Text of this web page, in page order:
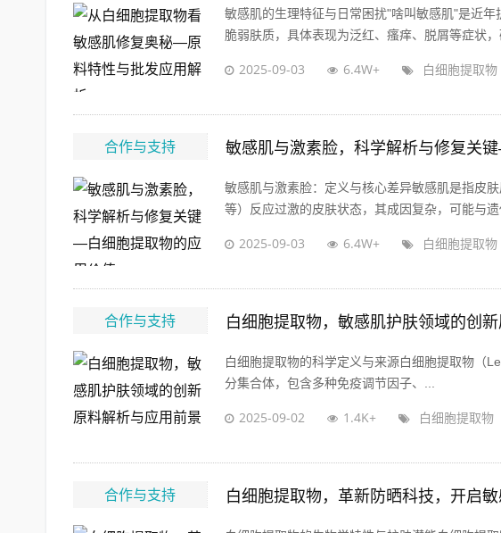
敏感肌的生理特征与日常困扰"啥叫敏感肌"是近
脆弱肤质，具体表现为泛红、瘙痒、脱屑等症状，
2025-09-03 6.4W+ 白细胞提取物
合作与支持 敏感肌与激素脸，科学解析与修复关
敏感肌与激素脸：定义与核心差异敏感肌是指皮
等）反应过激的皮肤状态，其成因复杂，可能与遗
2025-09-03 6.4W+ 白细胞提取物
合作与支持 白细胞提取物，敏感肌护肤领域的创
白细胞提取物的科学定义与来源白细胞提取物（
分集合体，包含多种免疫调节因子、...
2025-09-02 1.4K+ 白细胞提取物
合作与支持 白细胞提取物，革新防晒科技，开启